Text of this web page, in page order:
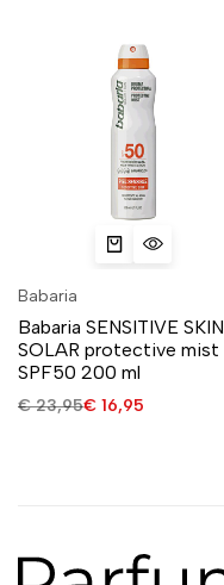
Babaria
Babaria SENSITIVE SKIN
SOLAR protective mist
SPF50 200 ml
€23,95€ 16,95